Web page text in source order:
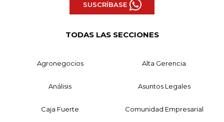
SUSCRÍBASE
TODAS LAS SECCIONES
Agronegocios Alta Gerencia
Análisis Asuntos Legales
Caja Fuerte Comunidad Empresarial